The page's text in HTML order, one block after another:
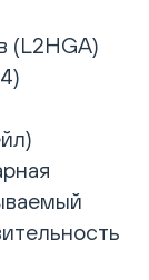
(L2HGA)